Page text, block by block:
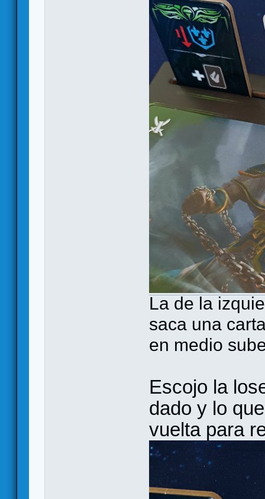
La de la
saca una
en medio
Escojo la
dado y lo
vuelta para